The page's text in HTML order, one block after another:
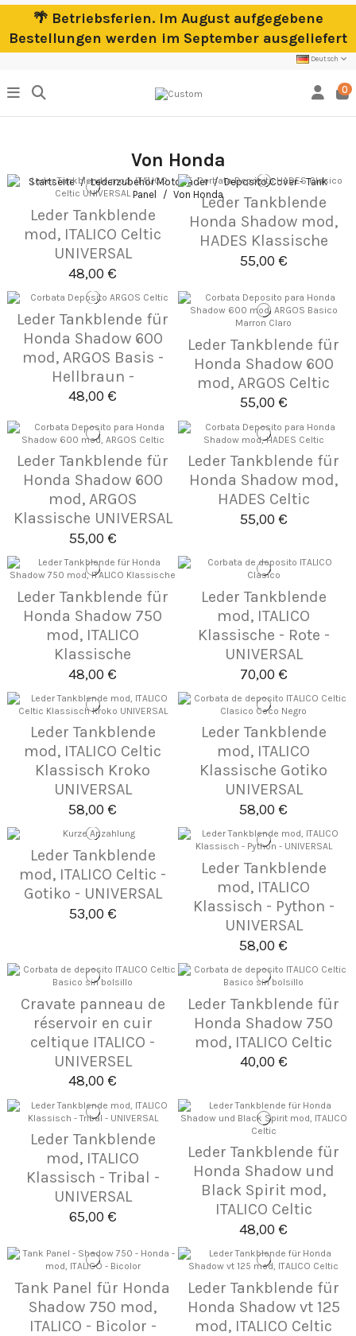
🌴 Betriebsferien. Im August aufgegebene
Bestellungen werden im September ausgeliefert
Deutsch
0
Von Honda
Startseite Lederzubehör Motorräder
Deposito Cover - Tank
Panel
Von Honda
Leder Tankblende
mod, ITALICO Celtic
UNIVERSAL
48,00 €
Leder Tankblende
Honda Shadow mod,
HADES Klassische
55,00 €
Leder Tankblende für
Honda Shadow 600
mod, ARGOS Basis -
Hellbraun -
48,00 €
Leder Tankblende für
Honda Shadow 600
mod, ARGOS Celtic
55,00 €
Leder Tankblende für
Honda Shadow 600
mod, ARGOS
Klassische UNIVERSAL
55,00 €
Leder Tankblende für
Honda Shadow mod,
HADES Celtic
55,00 €
Leder Tankblende für
Honda Shadow 750
mod, ITALICO
Klassische
48,00 €
Leder Tankblende
mod, ITALICO
Klassische - Rote -
UNIVERSAL
70,00 €
Leder Tankblende
mod, ITALICO Celtic
Klassisch Kroko
UNIVERSAL
58,00 €
Leder Tankblende
mod, ITALICO
Klassische Gotiko
UNIVERSAL
58,00 €
Leder Tankblende
mod, ITALICO Celtic -
Gotiko - UNIVERSAL
53,00 €
Leder Tankblende
mod, ITALICO
Klassisch - Python -
UNIVERSAL
58,00 €
Cravate panneau de
réservoir en cuir
celtique ITALICO -
UNIVERSEL
48,00 €
Leder Tankblende für
Honda Shadow 750
mod, ITALICO Celtic
40,00 €
Leder Tankblende
mod, ITALICO
Klassisch - Tribal -
UNIVERSAL
65,00 €
Leder Tankblende für
Honda Shadow und
Black Spirit mod,
ITALICO Celtic
48,00 €
Tank Panel für Honda
Shadow 750 mod,
ITALICO - Bicolor -
Leder Tankblende für
Honda Shadow vt 125
mod, ITALICO Celtic